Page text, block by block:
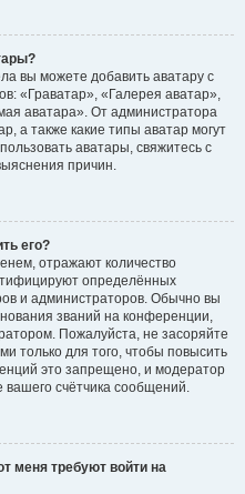
вы можете добавить аватару с
«Граватар», «Галерея аватар»,
аватара». От администратора
а также какие типы аватар могут
аватары, свяжитесь с
причин.
его?
отражают количество
определённых
и администраторов. Обычно вы
званий на конференции,
Пожалуйста, не засоряйте
только для того, чтобы повысить
это запрещено, и модератор
счётчика сообщений.
меня требуют войти на